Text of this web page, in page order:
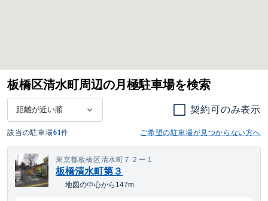
板橋区清水町周辺の月極駐車場を検索
契約可のみ表示
該当の駐車場61件 ご希望の駐車場が見つからない方へ
東京都板橋区清水町７２ー１
板橋清水町第３
地図の中心から147m